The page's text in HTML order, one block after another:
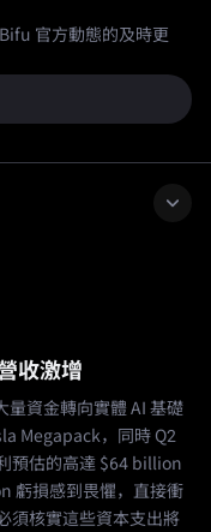
官方動態的及時更
收激增
量資金轉向實體 AI 基礎
Megapack，同時 Q2
預估的高達 $64 billion
虧損感到畏懼，直接衝
須核實這些資本支出將